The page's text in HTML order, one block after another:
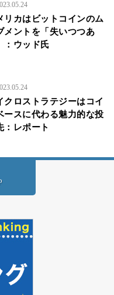
リカはビットコインのム
メントを「失いつつあ
：ウッド氏
クロストラテジーはコイ
ースに代わる魅力的な投
：レポート